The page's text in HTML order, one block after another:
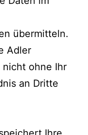
übermitteln.
Adler
nicht ohne Ihr
an Dritte